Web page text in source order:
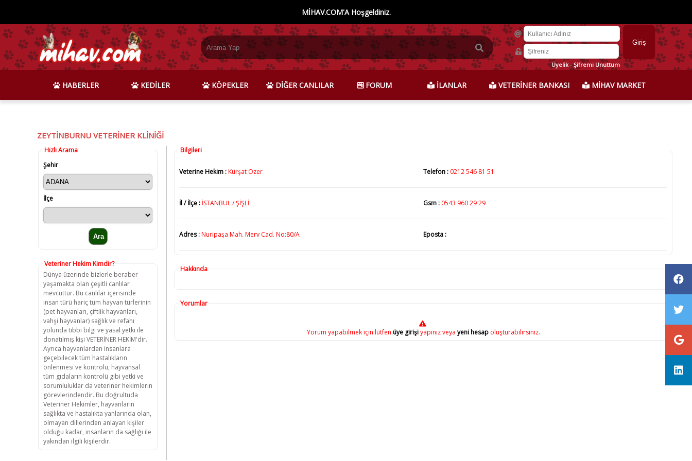
MİHAV.COM'A Hoşgeldiniz.
Üyelik-Şifremi Unuttum
HABERLER KEDİLER KÖPEKLER DİĞER CANLILAR FORUM İLANLAR VETERİNER BANKASI MİHAV MARKET
ZEYTİNBURNU VETERİNER KLİNİĞİ
Hızlı Arama
Şehir
İlçe
Veteriner Hekim Kimdir?
Dünya üzerinde bizlerle beraber
yaşamakta olan çeşitli canlılar
mevcuttur. Bu canlılar içerisinde
insan türü hariç tüm hayvan türlerinin
(pet hayvanları, çiftlik hayvanları,
vahşi hayvanlar) sağlık ve refahı
yolunda tıbbi bilgi ve yasal yetki ile
donatılmış kişi VETERİNER HEKİM'dir.
Ayrıca hayvanlardan insanlara
geçebilecek tüm hastalıkların
önlenmesi ve kontrolü, hayvansal
tüm gıdaların kontrolü gibi yetki ve
sorumluluklar da veteriner hekimlerin
görevlerindendir. Bu doğrultuda
Veteriner Hekimler, hayvanların
sağlıkta ve hastalıkta yanlarında olan,
olmayan dillerinden anlayan kişiler
olduğu kadar, insanların da sağlığı ile
yakından ilgili kişilerdir.
Bilgileri
Veterine Hekim :Kürşat Özer Telefon : 0212 546 81 51
İl / İlçe : İSTANBUL / ŞİŞLİ Gsm : 0543 960 29 29
Adres :Nuripaşa Mah. Merv Cad. No:80/A Eposta :
Hakkında
Yorumlar
Yorum yapabilmek için lütfen üye girişiyapınız veya yeni hesapoluşturabilirsiniz.